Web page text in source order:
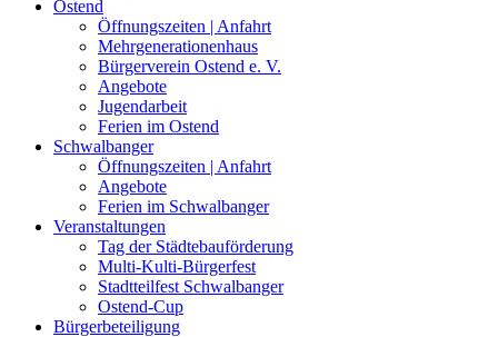
Ostend
Öffnungszeiten | Anfahrt
Mehrgenerationenhaus
Bürgerverein Ostend e. V.
Angebote
Jugendarbeit
Ferien im Ostend
Schwalbanger
Öffnungszeiten | Anfahrt
Angebote
Ferien im Schwalbanger
Veranstaltungen
Tag der Städtebauförderung
Multi-Kulti-Bürgerfest
Stadtteilfest Schwalbanger
Ostend-Cup
Bürgerbeteiligung